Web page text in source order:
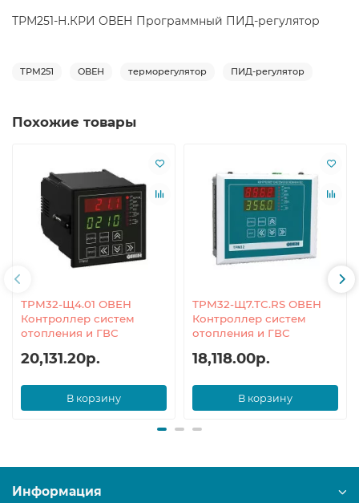
ТРМ251-Н.КРИ ОВЕН Программный ПИД-регулятор
ТРМ251 ОВЕН терморегулятор ПИД-регулятор
Похожие товары
ТРМ32-Щ4.01 ОВЕН
Контроллер систем
отопления и ГВС
20,131.20р.
В корзину
ТРМ32-Щ7.ТС.RS ОВЕН
Контроллер систем
отопления и ГВС
18,118.00р.
В корзину
Информация